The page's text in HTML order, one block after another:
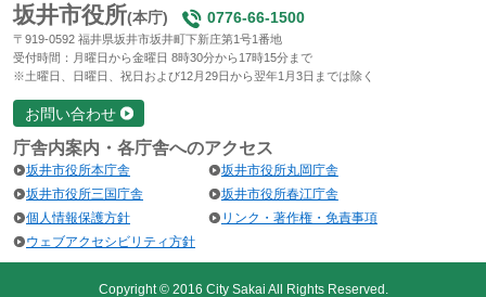
坂井市役所(本庁) 0776-66-1500
〒919-0592 福井県坂井市坂井町下新庄第1号1番地
受付時間：月曜日から金曜日 8時30分から17時15分まで
※土曜日、日曜日、祝日および12月29日から翌年1月3日までは除く
お問い合わせ
庁舎内案内・各庁舎へのアクセス
坂井市役所本庁舎
坂井市役所丸岡庁舎
坂井市役所三国庁舎
坂井市役所春江庁舎
個人情報保護方針
リンク・著作権・免責事項
ウェブアクセシビリティ方針
Copyright © 2016 City Sakai All Rights Reserved.